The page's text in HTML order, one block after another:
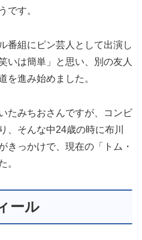
です。
番組にピン芸人として出演し
いは簡単」と思い、別の友人
を進み始めました。
たみちおさんですが、コンビ
、そんな中24歳の時に布川
きっかけで、現在の「トム・
。
ール